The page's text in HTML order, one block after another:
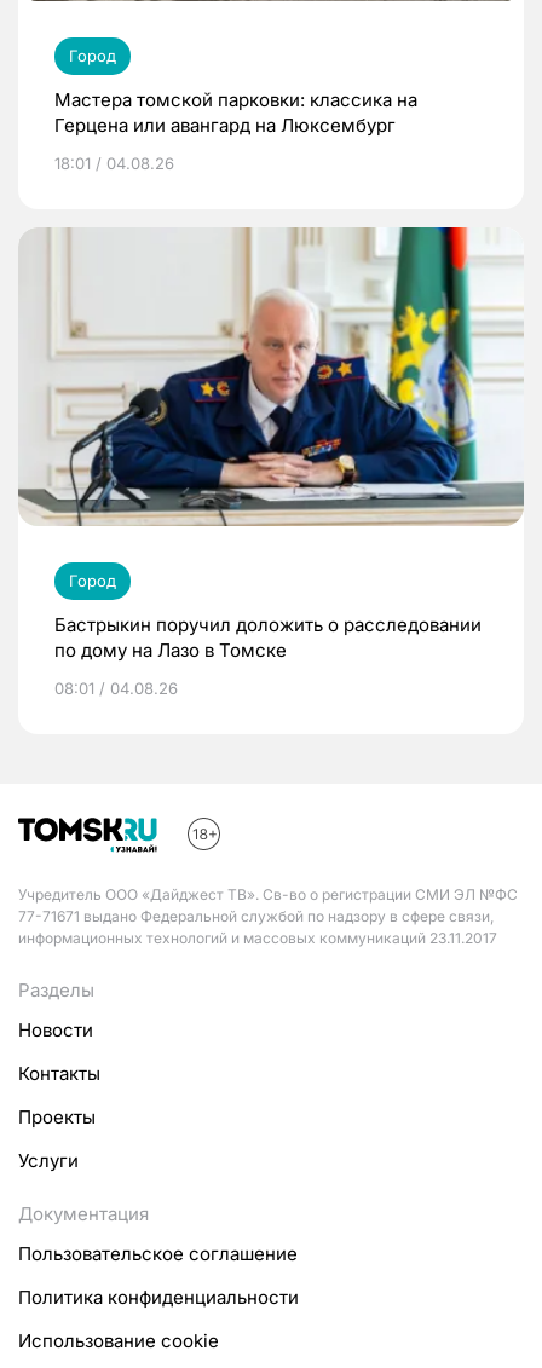
Город
Мастера томской парковки: классика на
Герцена или авангард на Люксембург
18:01 / 04.08.26
Город
Бастрыкин поручил доложить о расследовании
по дому на Лазо в Томске
08:01 / 04.08.26
Учредитель ООО «Дайджест ТВ». Св-во о регистрации СМИ ЭЛ №ФС
77-71671 выдано Федеральной службой по надзору в сфере связи,
информационных технологий и массовых коммуникаций 23.11.2017
Разделы
Новости
Контакты
Проекты
Услуги
Документация
Пользовательское соглашение
Политика конфиденциальности
Использование cookie